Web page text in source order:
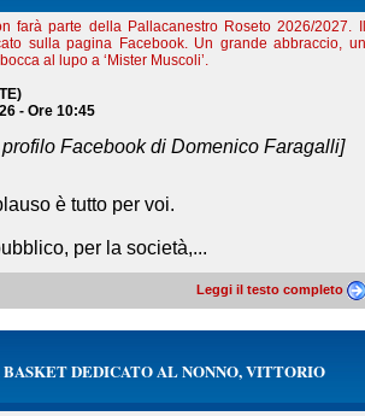
farà parte della Pallacanestro Roseto 2026/2027. Il
sulla pagina Facebook. Un grande abbraccio, un
al lupo a ‘Mister Muscoli’.
- Ore 10:45
Facebook di Domenico Faragalli]
è tutto per voi.
per la società,...
Leggi il testo completo
DEDICATO AL NONNO, VITTORIO